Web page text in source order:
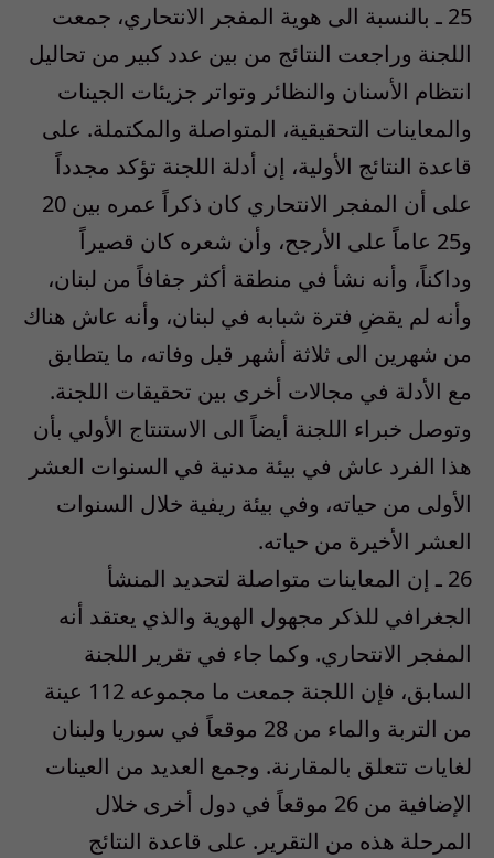
25 ـ بالنسبة الى هوية المفجر الانتحاري، جمعت
اللجنة وراجعت النتائج من بين عدد كبير من تحاليل
انتظام الأسنان والنظائر وتواتر جزيئات الجينات
والمعاينات التحقيقية، المتواصلة والمكتملة. على
قاعدة النتائج الأولية، إن أدلة اللجنة تؤكد مجدداً
على أن المفجر الانتحاري كان ذكراً عمره بين 20
و25 عاماً على الأرجح، وأن شعره كان قصيراً
وداكناً، وأنه نشأ في منطقة أكثر جفافاً من لبنان،
وأنه لم يقضِ فترة شبابه في لبنان، وأنه عاش هناك
من شهرين الى ثلاثة أشهر قبل وفاته، ما يتطابق
مع الأدلة في مجالات أخرى بين تحقيقات اللجنة.
وتوصل خبراء اللجنة أيضاً الى الاستنتاج الأولي بأن
هذا الفرد عاش في بيئة مدنية في السنوات العشر
الأولى من حياته، وفي بيئة ريفية خلال السنوات
العشر الأخيرة من حياته.
26 ـ إن المعاينات متواصلة لتحديد المنشأ
الجغرافي للذكر مجهول الهوية والذي يعتقد أنه
المفجر الانتحاري. وكما جاء في تقرير اللجنة
السابق، فإن اللجنة جمعت ما مجموعه 112 عينة
من التربة والماء من 28 موقعاً في سوريا ولبنان
لغايات تتعلق بالمقارنة. وجمع العديد من العينات
الإضافية من 26 موقعاً في دول أخرى خلال
المرحلة هذه من التقرير. على قاعدة النتائج